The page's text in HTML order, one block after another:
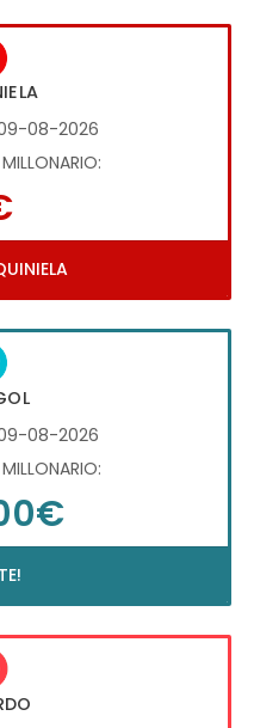
08-2026
08-2026